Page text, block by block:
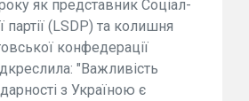
як представник Соціал-
партії (LSDP) та колишня
конфедерації
"Важливість
з Україною є